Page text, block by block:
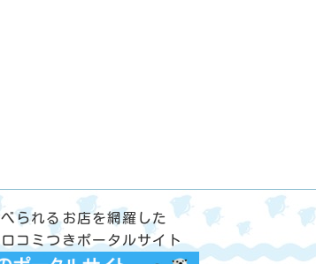
られるお店を網羅した
コミつきポータルサイト